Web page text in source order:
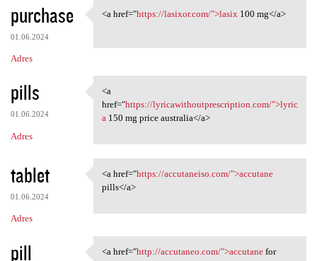
purchase
01.06.2024
Adres
<a href="https://lasixor.com/
<a href="https://lasixor.com/">lasix 100 mg</a>
pills
01.06.2024
Adres
<a href="https:/
<a
href="https://lyricawithoutprescription.com/">lyric
a150 mg price australia</a>
tablet
01.06.2024
Adres
<a href="https://accutaneiso
<a href="https://accutaneiso.com/">accutane
pills</a>
pill <a href="http://accutaneo.com/">accutanefor